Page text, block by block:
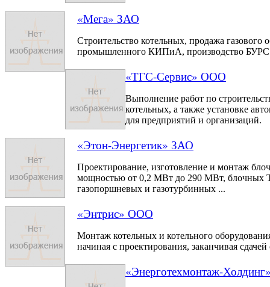
«Мега» ЗАО
Строительство котельных, продажа газового
промышленного КИПиА, производство
«ТГС-Сервис» ООО
Выполнение работ по
котельных, а также установке
для предприятий и организаций.
«Этон-Энергетик» ЗАО
Проектирование, изготовление и монтаж
мощностью от 0,2 МВт до 290 МВт, блочных
газопоршневых и газотурбинных ...
«Энтрис» ООО
Монтаж котельных и котельного
начиная с проектирования, заканчивая
«Энерготехмонтаж-